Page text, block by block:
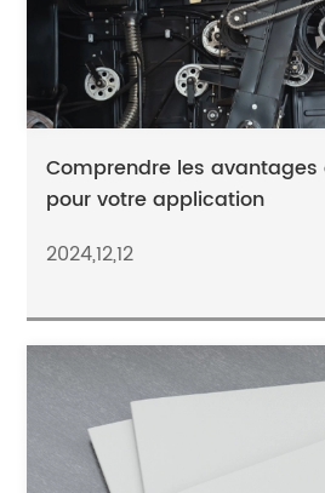
Comprendre les avantages
pour votre application
2024,12,12